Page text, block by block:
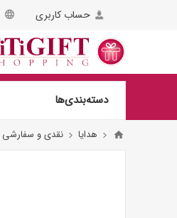
حساب کاربری
دسته‌بندی‌ها
هدایا نقدی و سفارشی